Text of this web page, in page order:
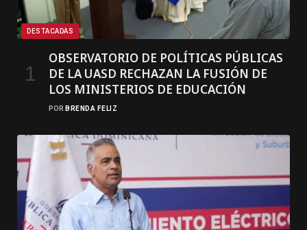
DESTACADAS
OBSERVATORIO DE POLÍTICAS PÚBLICAS
DE LA UASD RECHAZAN LA FUSIÓN DE
LOS MINISTERIOS DE EDUCACIÓN
POR BRENDA FELIZ